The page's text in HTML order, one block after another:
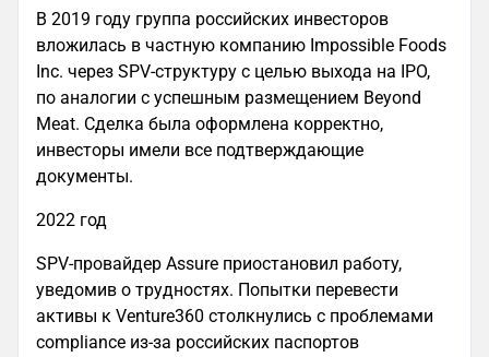
В 2019 году группа российских инвесторов
вложилась в частную компанию Impossible Foods
Inc. через SPV-структуру с целью выхода на IPO,
по аналогии с успешным размещением Beyond
Meat. Сделка была оформлена корректно,
инвесторы имели все подтверждающие
документы.
2022 год
SPV-провайдер Assure приостановил работу,
уведомив о трудностях. Попытки перевести
активы к Venture360 столкнулись с проблемами
compliance из-за российских паспортов